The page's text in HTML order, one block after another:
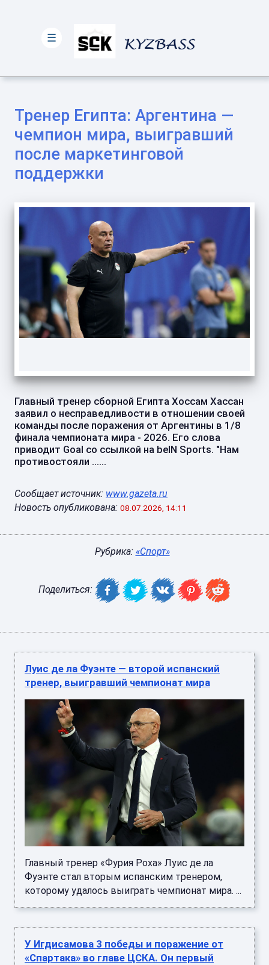
Тренер Египта: Аргентина —
чемпион мира, выигравший
после маркетинговой
поддержки
Главный тренер сборной Египта Хоссам Хассан
заявил о несправедливости в отношении своей
команды после поражения от Аргентины в 1/8
финала чемпионата мира - 2026. Его слова
приводит Goal со ссылкой на beIN Sports. "Нам
противостояли ......
Сообщает источник: www.gazeta.ru
Новость опубликована: 08.07.2026, 14:11
Рубрика: «Спорт»
Поделиться:
Луис де ла Фуэнте — второй испанский
тренер, выигравший чемпионат мира
Главный тренер «Фурия Роха» Луис де ла
Фуэнте стал вторым испанским тренером,
которому удалось выиграть чемпионат мира. ...
У Игдисамова 3 победы и поражение от
«Спартака» во главе ЦСКА. Он первый
☰